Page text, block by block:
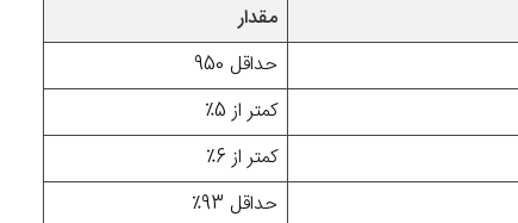
مقدار
حداقل 950
کمتر از 5٪
کمتر از 6٪
حداقل 93٪